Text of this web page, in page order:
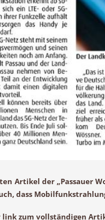
Artikel der „Passauer
dass
link zum vollständigen